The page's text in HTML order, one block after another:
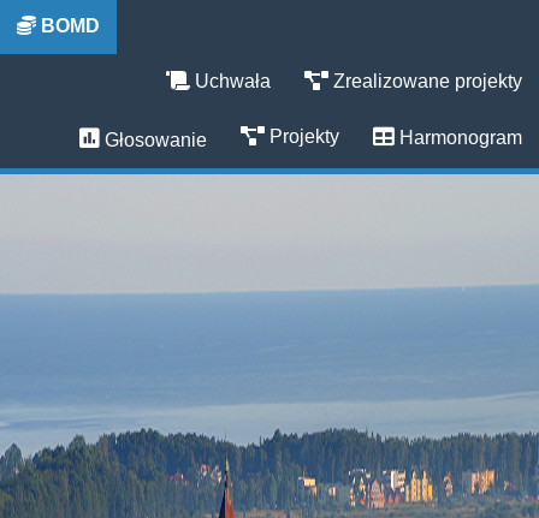
BOMD
Zrealizowane projekty
Uchwała
Harmonogram
Projekty
Głosowanie